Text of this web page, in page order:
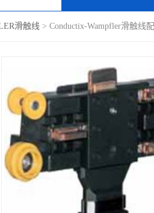
滑触线 > Conductix-Wampfler滑触线